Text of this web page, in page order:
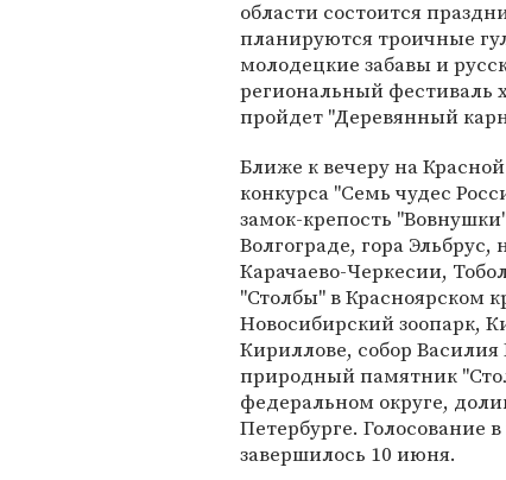
области состоится
планируются троичные
молодецкие забавы и
региональный фестиваль
пройдет "Деревянный
Ближе к вечеру на
конкурса "Семь чудес
замок-крепость
Волгограде, гора
Карачаево-Черкесии,
"Столбы" в Красноярском
Новосибирский зоопарк,
Кириллове, собор
природный памятник
федеральном округе,
Петербурге. Голосование
завершилось 10 июня.